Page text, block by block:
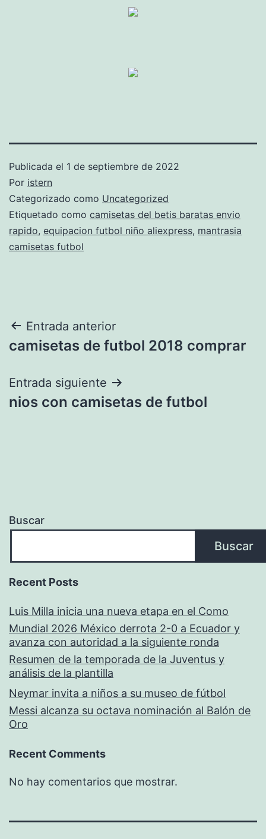
Publicada el 1 de septiembre de 2022
Por istern
Categorizado como Uncategorized
Etiquetado como camisetas del betis baratas envio
rapido, equipacion futbol niño aliexpress, mantrasia
camisetas futbol
Navegación
de
entradas
Entrada anterior
camisetas de futbol 2018 comprar
Entrada siguiente
nios con camisetas de futbol
Buscar
Buscar
Recent Posts
Luis Milla inicia una nueva etapa en el Como
Mundial 2026 México derrota 2-0 a Ecuador y
avanza con autoridad a la siguiente ronda
Resumen de la temporada de la Juventus y
análisis de la plantilla
Neymar invita a niños a su museo de fútbol
Messi alcanza su octava nominación al Balón de
Oro
Recent Comments
No hay comentarios que mostrar.